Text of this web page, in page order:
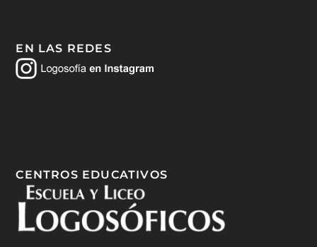
EN LAS REDES
CENTROS EDUCATIVOS